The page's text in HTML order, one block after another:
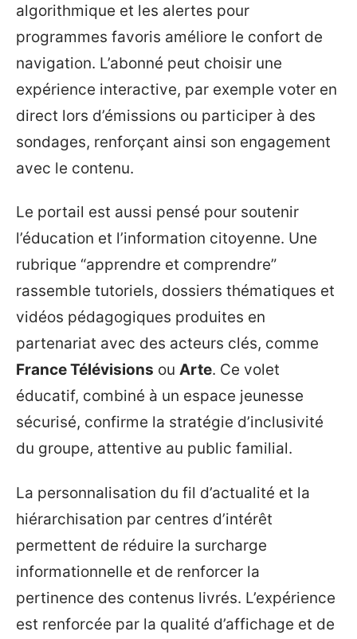
algorithmique et les alertes pour
programmes favoris améliore le confort de
navigation. L’abonné peut choisir une
expérience interactive, par exemple voter en
direct lors d’émissions ou participer à des
sondages, renforçant ainsi son engagement
avec le contenu.
Le portail est aussi pensé pour soutenir
l’éducation et l’information citoyenne. Une
rubrique “apprendre et comprendre”
rassemble tutoriels, dossiers thématiques et
vidéos pédagogiques produites en
partenariat avec des acteurs clés, comme
France Télévisions ou Arte. Ce volet
éducatif, combiné à un espace jeunesse
sécurisé, confirme la stratégie d’inclusivité
du groupe, attentive au public familial.
La personnalisation du fil d’actualité et la
hiérarchisation par centres d’intérêt
permettent de réduire la surcharge
informationnelle et de renforcer la
pertinence des contenus livrés. L’expérience
est renforcée par la qualité d’affichage et de